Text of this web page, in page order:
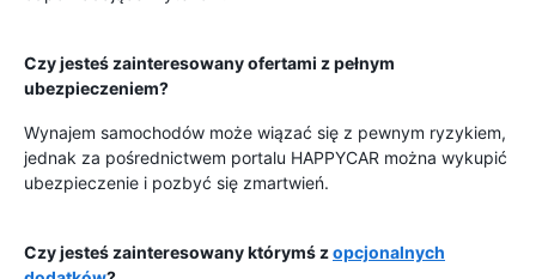
Czy jesteś zainteresowany ofertami z pełnym
ubezpieczeniem?
Wynajem samochodów może wiązać się z pewnym ryzykiem,
jednak za pośrednictwem portalu HAPPYCAR można wykupić
ubezpieczenie i pozbyć się zmartwień.
Czy jesteś zainteresowany którymś zopcjonalnych